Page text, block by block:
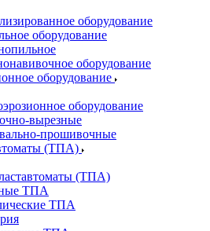
оборудование
оборудование
оборудование
оборудование
оборудование
вырезные
прошивочные
(ТПА)
(ТПА)
ТПА
ТПА